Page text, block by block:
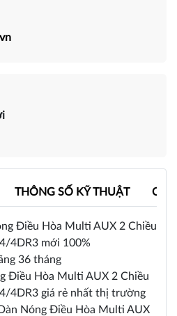
THÔNG SỐ KỸ THUẬT
Điều Hòa Multi AUX 2 Chiều
4DR3 mới 100%
36 tháng
Điều Hòa Multi AUX 2 Chiều
4DR3 giá rẻ nhất thị trường
Nóng Điều Hòa Multi AUX